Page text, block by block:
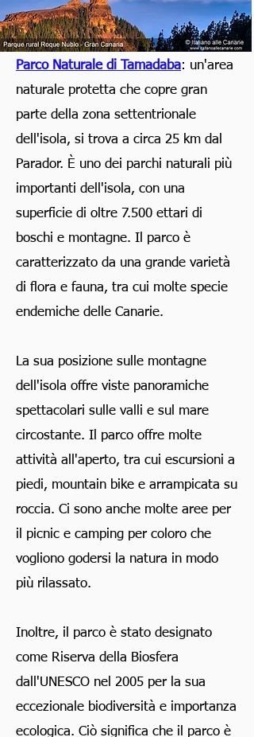
Parco Naturale di Tamadaba: un'area
naturale protetta che copre gran
parte della zona settentrionale
dell'isola, si trova a circa 25 km dal
Parador. È uno dei parchi naturali più
importanti dell'isola, con una
superficie di oltre 7.500 ettari di
boschi e montagne. Il parco è
caratterizzato da una grande varietà
di flora e fauna, tra cui molte specie
endemiche delle Canarie.
La sua posizione sulle montagne
dell'isola offre viste panoramiche
spettacolari sulle valli e sul mare
circostante. Il parco offre molte
attività all'aperto, tra cui escursioni a
piedi, mountain bike e arrampicata su
roccia. Ci sono anche molte aree per
il picnic e camping per coloro che
vogliono godersi la natura in modo
più rilassato.
Inoltre, il parco è stato designato
come Riserva della Biosfera
dall'UNESCO nel 2005 per la sua
eccezionale biodiversità e importanza
ecologica. Ciò significa che il parco è